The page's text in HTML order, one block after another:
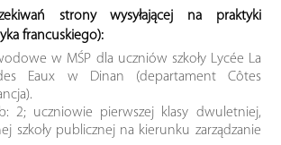
strony wysyłającej na praktyki
francuskiego):
w MŚP dla uczniów szkoły Lycée La
Eaux w Dinan (departament Côtes
2; uczniowie pierwszej klasy dwuletniej,
szkoły publicznej na kierunku zarządzanie